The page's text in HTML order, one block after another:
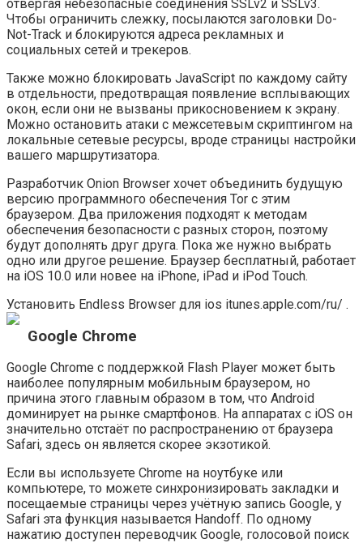
отвергая небезопасные соединения SSLv2 и SSLv3.
Чтобы ограничить слежку, посылаются заголовки Do-
Not-Track и блокируются адреса рекламных и
социальных сетей и трекеров.
Также можно блокировать JavaScript по каждому сайту
в отдельности, предотвращая появление всплывающих
окон, если они не вызваны прикосновением к экрану.
Можно остановить атаки с межсетевым скриптингом на
локальные сетевые ресурсы, вроде страницы настройки
вашего маршрутизатора.
Разработчик Onion Browser хочет объединить будущую
версию программного обеспечения Tor с этим
браузером. Два приложения подходят к методам
обеспечения безопасности с разных сторон, поэтому
будут дополнять друг друга. Пока же нужно выбрать
одно или другое решение. Браузер бесплатный, работает
на iOS 10.0 или новее на iPhone, iPad и iPod Touch.
Установить Endless Browser для ios itunes.apple.com/ru/ .
Google Chrome
Google Chrome с поддержкой Flash Player может быть
наиболее популярным мобильным браузером, но
причина этого главным образом в том, что Android
доминирует на рынке смартфонов. На аппаратах с iOS он
значительно отстаёт по распространению от браузера
Safari, здесь он является скорее экзотикой.
Если вы используете Chrome на ноутбуке или
компьютере, то можете синхронизировать закладки и
посещаемые страницы через учётную запись Google, у
Safari эта функция называется Handoff. По одному
нажатию доступен переводчик Google, голосовой поиск